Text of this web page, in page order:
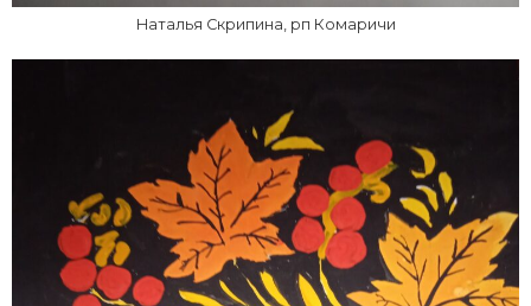
Наталья Скрипина, рп Комаричи